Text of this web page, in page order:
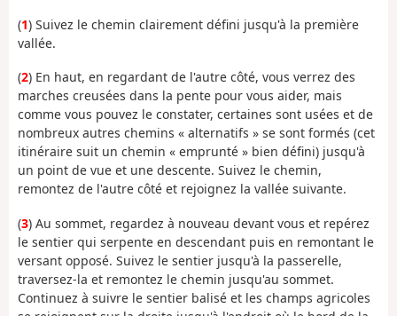
(1) Suivez le chemin clairement défini jusqu'à la première
vallée.
(2) En haut, en regardant de l'autre côté, vous verrez des
marches creusées dans la pente pour vous aider, mais
comme vous pouvez le constater, certaines sont usées et de
nombreux autres chemins « alternatifs » se sont formés (cet
itinéraire suit un chemin « emprunté » bien défini) jusqu'à
un point de vue et une descente. Suivez le chemin,
remontez de l'autre côté et rejoignez la vallée suivante.
(3) Au sommet, regardez à nouveau devant vous et repérez
le sentier qui serpente en descendant puis en remontant le
versant opposé. Suivez le sentier jusqu'à la passerelle,
traversez-la et remontez le chemin jusqu'au sommet.
Continuez à suivre le sentier balisé et les champs agricoles